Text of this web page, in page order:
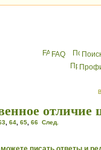
FAQ
64 65 66 След.